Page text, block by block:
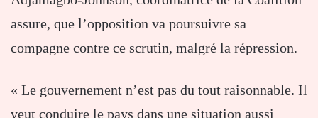
assure, que l’opposition va poursuivre sa
compagne contre ce scrutin, malgré la répression.
« Le gouvernement n’est pas du tout raisonnable. Il
veut conduire le pays dans une situation aussi